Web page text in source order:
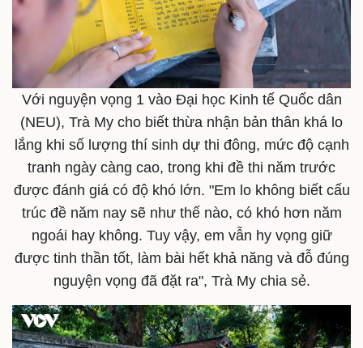
Doanh nghiệp
Thông tin doanh nghiệp
Doanh nghiệp 24h
Doanh nhân
Công nghệ
Sành điệu
Tin Công nghệ
Trải nghiệm
Với nguyện vọng 1 vào Đại học Kinh tế Quốc dân
(NEU), Trà My cho biết thừa nhận bản thân khá lo
lắng khi số lượng thí sinh dự thi đông, mức độ cạnh
tranh ngày càng cao, trong khi đề thi năm trước
được đánh giá có độ khó lớn. "Em lo không biết cấu
trúc đề năm nay sẽ như thế nào, có khó hơn năm
ngoái hay không. Tuy vậy, em vẫn hy vọng giữ
được tinh thần tốt, làm bài hết khả năng và đỗ đúng
nguyện vọng đã đặt ra", Trà My chia sẻ.